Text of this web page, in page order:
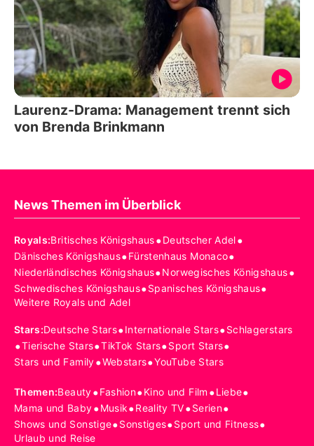
Laurenz-Drama: Management trennt sich
von Brenda Brinkmann
News Themen im Überblick
Royals:Britisches Königshaus•Deutscher Adel•
Dänisches Königshaus•Fürstenhaus Monaco•
Niederländisches Königshaus•Norwegisches Königshaus•
Schwedisches Königshaus•Spanisches Königshaus•
Weitere Royals und Adel
Stars:Deutsche Stars•Internationale Stars•Schlagerstars
•Tierische Stars•TikTok Stars•Sport Stars•
Stars und Family•Webstars•YouTube Stars
Themen:Beauty•Fashion•Kino und Film •Liebe•
Mama und Baby•Musik•Reality TV•Serien•
Shows und Sonstige•Sonstiges•Sport und Fitness•
Urlaub und Reise